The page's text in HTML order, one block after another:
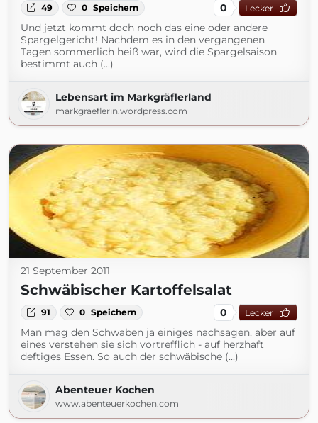
49 0 Speichern 0 Lecker
Und jetzt kommt doch noch das eine oder andere
Spargelgericht! Nachdem es in den vergangenen
Tagen sommerlich heiß war, wird die Spargelsaison
bestimmt auch (...)
Lebensart im Markgräflerland
markgraeflerin.wordpress.com
21 September 2011
Schwäbischer Kartoffelsalat
91 0 Speichern 0 Lecker
Man mag den Schwaben ja einiges nachsagen, aber auf
eines verstehen sie sich vortrefflich - auf herzhaft
deftiges Essen. So auch der schwäbische (...)
Abenteuer Kochen
www.abenteuerkochen.com